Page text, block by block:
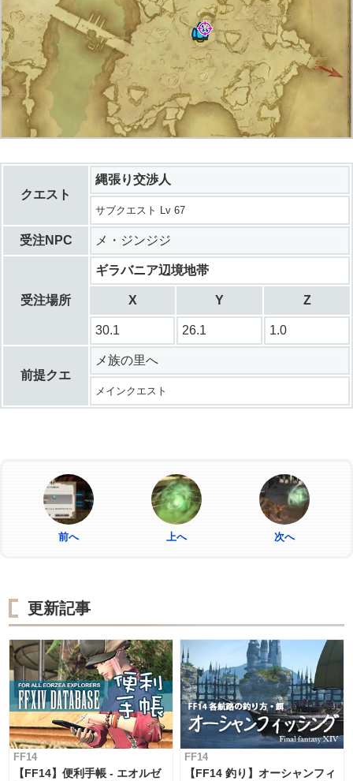
クエスト
縄張り交渉人
サブクエスト Lv 67
受注NPC メ・ジンジジ
受注場所
ギラバニア辺境地帯
X Y Z
30.1 26.1 1.0
前提クエ
メ族の里へ
メインクエスト
前へ 上へ 次へ
更新記事
FF14
【FF14】便利手帳 - エオルゼ
FF14
【FF14 釣り】オーシャンフィ